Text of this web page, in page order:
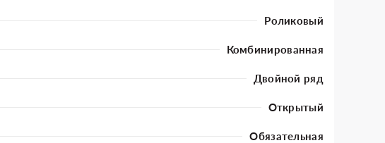
Роликовый
Комбинированная
Двойной ряд
Открытый
Обязательная